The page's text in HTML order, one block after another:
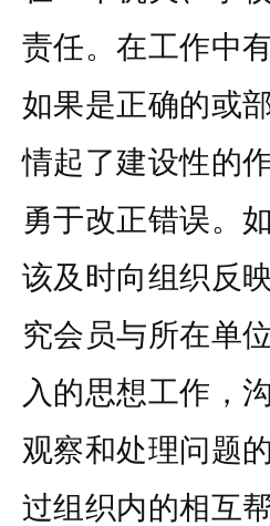
责任。在工作中
如果是正确的或
情起了建设性的
勇于改正错误。
该及时向组织反
究会员与所在单
入的思想工作，
观察和处理问题
过组织内的相互